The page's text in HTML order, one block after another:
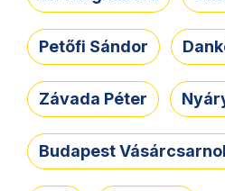
Petőfi Sándor
Závada Péter
Budapest